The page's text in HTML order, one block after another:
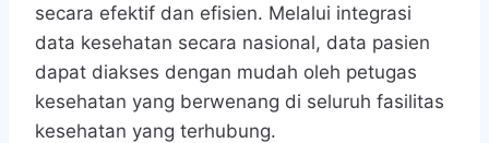
secara efektif dan efisien. Melalui integrasi
data kesehatan secara nasional, data pasien
dapat diakses dengan mudah oleh petugas
kesehatan yang berwenang di seluruh fasilitas
kesehatan yang terhubung.